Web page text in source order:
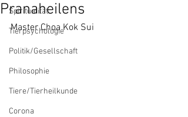
Spiritualität
Tierpsychologie
Politik/Gesellschaft
Philosophie
Tiere/Tierheilkunde
Corona
Pranaheilens
Master Choa Kok Sui